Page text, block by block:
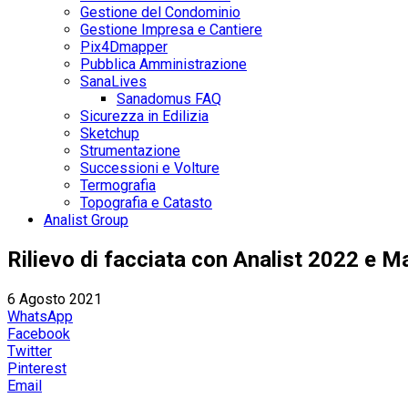
Gestione del Condominio
Gestione Impresa e Cantiere
Pix4Dmapper
Pubblica Amministrazione
SanaLives
Sanadomus FAQ
Sicurezza in Edilizia
Sketchup
Strumentazione
Successioni e Volture
Termografia
Topografia e Catasto
Analist Group
Rilievo di facciata con Analist 2022 e
6 Agosto 2021
WhatsApp
Facebook
Twitter
Pinterest
Email